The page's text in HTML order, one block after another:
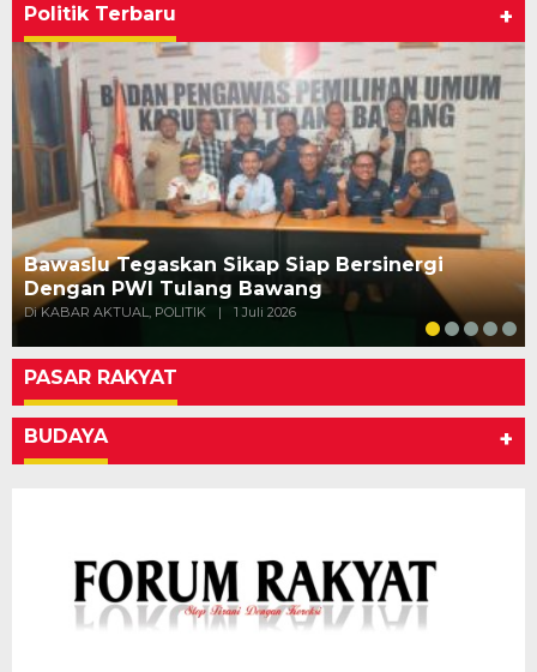
Politik Terbaru +
Bawaslu Tegaskan Sikap Siap Bersinergi
Dengan PWI Tulang Bawang
Di KABAR AKTUAL, POLITIK | 1 Juli 2026
PASAR RAKYAT
BUDAYA +